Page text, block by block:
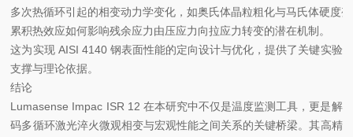
多次热循环引起的相变动力学变化，如奥氏体晶粒粗化与马氏体硬度
累积热效应如何影响残余应力由压应力向拉应力转变的潜在机制。
这为实现 AISI 4140 钢表面性能的定向设计与优化，提供了关键实验
支撑与理论依据。
结论
Lumasense Impac ISR 12 在本研究中不仅是温度监测工具，更是解
码多循环激光淬火微观相变与宏观性能之间关系的关键桥梁。其高精